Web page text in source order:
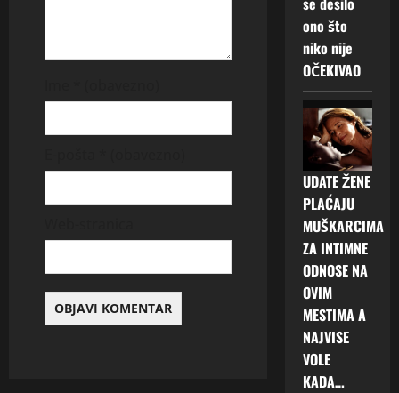
ono što
niko nije
OČEKIVAO
UDATE ŽENE
PLAĆAJU
MUŠKARCIMA
ZA INTIMNE
ODNOSE NA
OVIM
MESTIMA A
NAJVISE
VOLE
KADA…